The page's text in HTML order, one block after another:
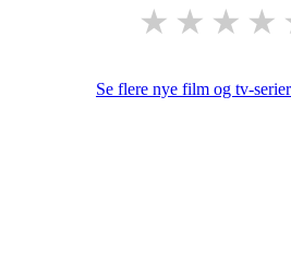
★ ★ ★ ★
Se flere nye film og tv-